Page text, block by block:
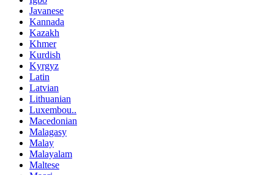
Javanese
Kannada
Kazakh
Khmer
Kurdish
Kyrgyz
Latin
Latvian
Lithuanian
Luxembou..
Macedonian
Malagasy
Malay
Malayalam
Maltese